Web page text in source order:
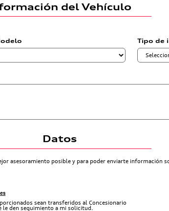
del Vehículo
Tipo de
Datos
asesoramiento posible y para poder enviarte información
sean transferidos al Concesionario
le den seguimiento a mi solicitud.